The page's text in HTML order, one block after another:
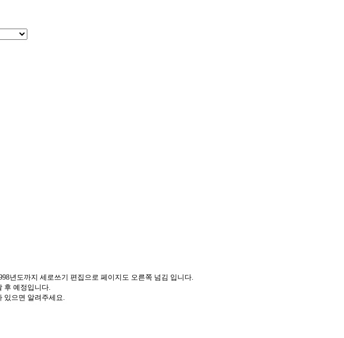
년도까지 세로쓰기 편집으로 페이지도 오른쪽 넘김 입니다.
후 예정입니다.
있으면 알려주세요.